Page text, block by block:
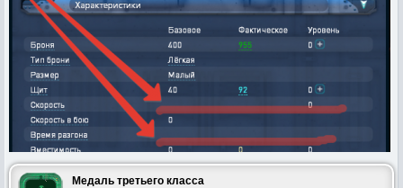
Медаль третьего класса